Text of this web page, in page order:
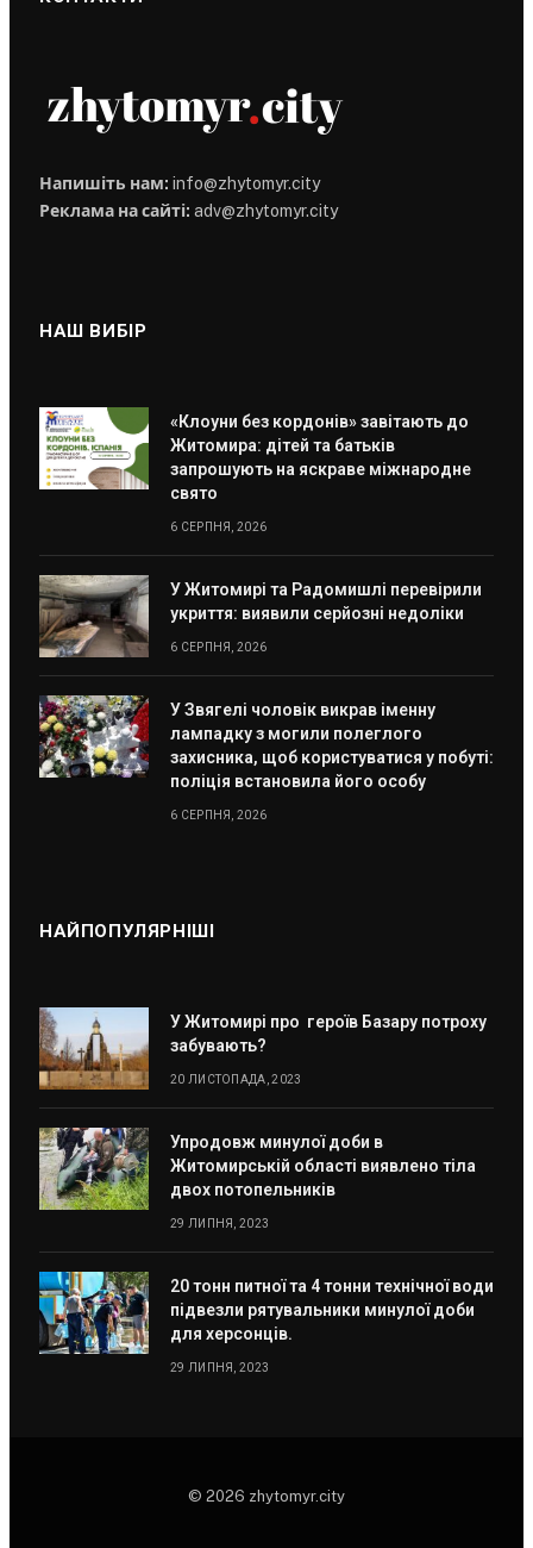
Напишіть нам: info@zhytomyr.city
Реклама на сайті: adv@zhytomyr.city
НАШ ВИБІР
«Клоуни без кордонів» завітають до
Житомира: дітей та батьків
запрошують на яскраве міжнародне
свято
6 СЕРПНЯ, 2026
У Житомирі та Радомишлі перевірили
укриття: виявили серйозні недоліки
6 СЕРПНЯ, 2026
У Звягелі чоловік викрав іменну
лампадку з могили полеглого
захисника, щоб користуватися у побуті:
поліція встановила його особу
6 СЕРПНЯ, 2026
НАЙПОПУЛЯРНІШІ
У Житомирі про героїв Базару потроху
забувають?
20 ЛИСТОПАДА, 2023
Упродовж минулої доби в
Житомирській області виявлено тіла
двох потопельників
29 ЛИПНЯ, 2023
20 тонн питної та 4 тонни технічної води
підвезли рятувальники минулої доби
для херсонців.
29 ЛИПНЯ, 2023
© 2026 zhytomyr.city